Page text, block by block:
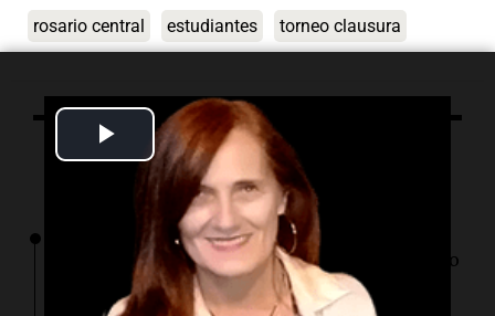
Play
Video
rosario central estudiantes torneo clausura
Lo último
Mundo
Líderes iraníes apuestan a la victoria en medio
de tensiones con Estados Unidos y la
situación en el estrecho de Ormuz